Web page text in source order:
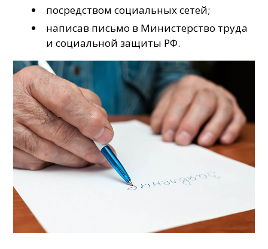
посредством социальных сетей;
написав письмо в Министерство труда
и социальной защиты РФ.